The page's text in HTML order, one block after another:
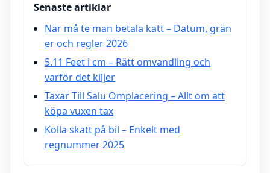
Senaste artiklar
När må te man betala katt – Datum, grän
er och regler 2026
5.11 Feet i cm – Rätt omvandling och
varför det kiljer
Taxar Till Salu Omplacering – Allt om att
köpa vuxen tax
Kolla skatt på bil – Enkelt med
regnummer 2025